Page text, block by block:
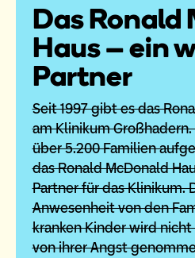
Das Ronald
Haus – ein
Partner
Seit 1997 gibt es das
am Klinikum
über 5.200 Familien
das Ronald McDonald
Partner für das Klinikum.
Anwesenheit von den
kranken Kinder wird
von ihrer Angst